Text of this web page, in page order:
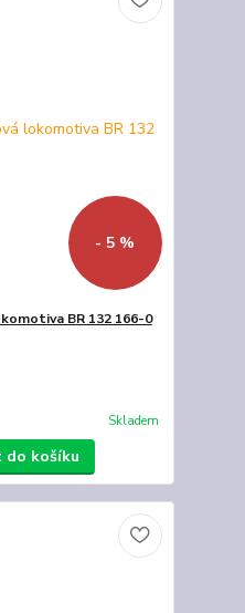
- 5 %
BR 132 166-0
Skladem
do košíku